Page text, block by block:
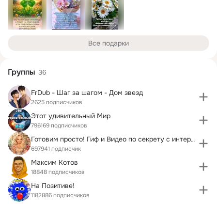
Все подарки
Группы 36
FrDub - Шаг за шагом - Дом звезд
2625 подписчиков
Этот удивительный Мир
796169 подписчиков
Готовим просто! Гиф и Видео по секрету с интернету
697941 подписчик
Максим Котов
18848 подписчиков
На Позитиве!
1182886 подписчиков